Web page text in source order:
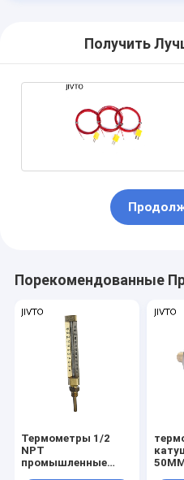
Получить
Порекомендованные
Термометры 1/2
NPT
промышленные